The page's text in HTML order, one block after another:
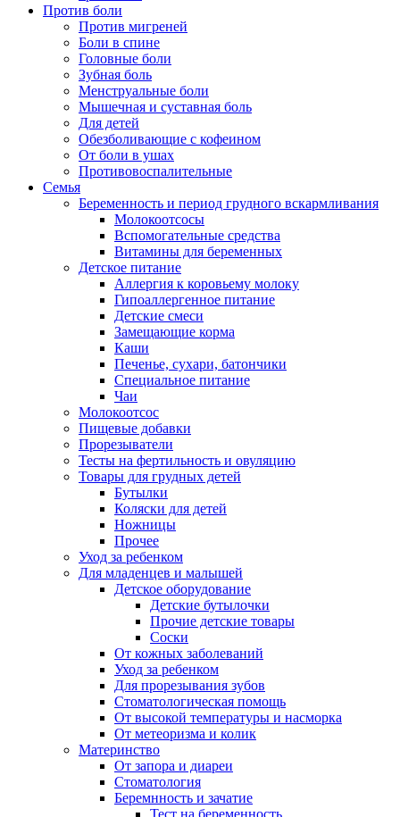
Против боли
Против мигреней
Боли в спине
Головные боли
Зубная боль
Менструальные боли
Мышечная и суставная боль
Для детей
Обезболивающие с кофеином
От боли в ушах
Противовоспалительные
Семья
Беременность и период грудного вскармливания
Молокоотсосы
Вспомогательные средства
Витамины для беременных
Детское питание
Аллергия к коровьему молоку
Гипоаллергенное питание
Детские смеси
Замещающие корма
Каши
Печенье, сухари, батончики
Специальное питание
Чаи
Молокоотсос
Пищевые добавки
Прорезыватели
Тесты на фертильность и овуляцию
Товары для грудных детей
Бутылки
Коляски для детей
Ножницы
Прочее
Уход за ребенком
Для младенцев и малышей
Детское оборудование
Детские бутылочки
Прочие детские товары
Соски
От кожных заболеваний
Уход за ребенком
Для прорезывания зубов
Стоматологическая помощь
От высокой температуры и насморка
От метеоризма и колик
Материнство
От запора и диареи
Стоматология
Беремнность и зачатие